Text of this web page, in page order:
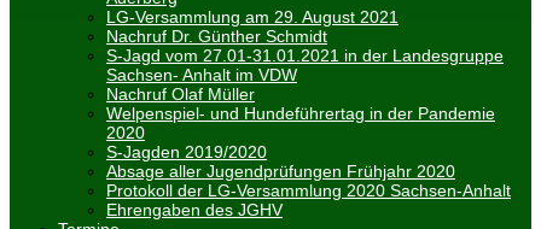
LG-Versammlung am 29. August 2021
Nachruf Dr. Günther Schmidt
S-Jagd vom 27.01-31.01.2021 in der Landesgruppe
Sachsen- Anhalt im VDW
Nachruf Olaf Müller
Welpenspiel- und Hundeführertag in der Pandemie
2020
S-Jagden 2019/2020
Absage aller Jugendprüfungen Frühjahr 2020
Protokoll der LG-Versammlung 2020 Sachsen-Anhalt
Ehrengaben des JGHV